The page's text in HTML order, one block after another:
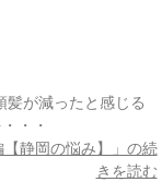
が減ったと感じる
・・
静岡の悩み】」の続
きを読む